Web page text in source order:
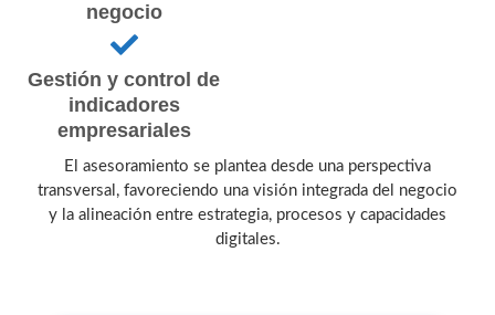
negocio
Gestión y control de
indicadores
empresariales
El asesoramiento se plantea desde una perspectiva
transversal, favoreciendo una visión integrada del negocio
y la alineación entre estrategia, procesos y capacidades
digitales.